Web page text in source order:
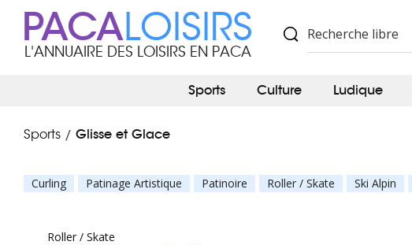
PACALOISIRS
L'ANNUAIRE DES LOISIRS EN PACA
Sports Culture Ludique
Sports / Glisse et Glace
Curling Patinage Artistique Patinoire Roller / Skate Ski Alpin
Roller / Skate